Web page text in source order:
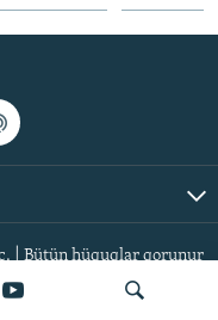
| Bütün hüquqlar qorunur